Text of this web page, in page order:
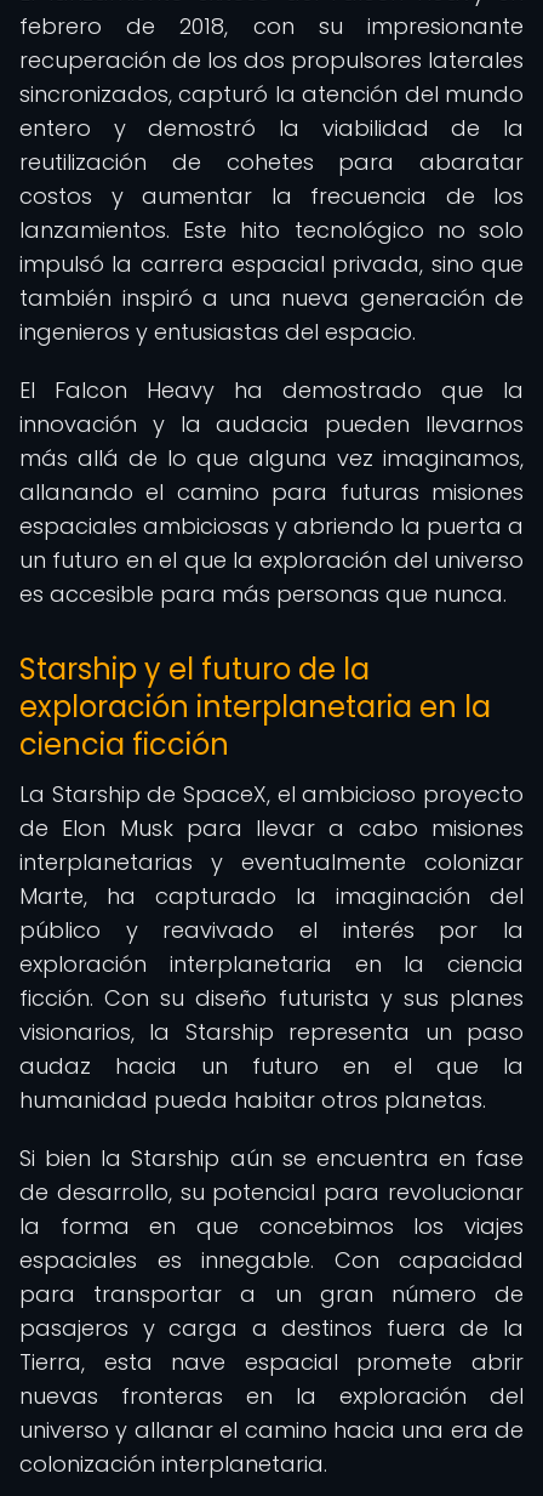
febrero de 2018, con su impresionante
recuperación de los dos propulsores laterales
sincronizados, capturó la atención del mundo
entero y demostró la viabilidad de la
reutilización de cohetes para abaratar
costos y aumentar la frecuencia de los
lanzamientos. Este hito tecnológico no solo
impulsó la carrera espacial privada, sino que
también inspiró a una nueva generación de
ingenieros y entusiastas del espacio.
El Falcon Heavy ha demostrado que la
innovación y la audacia pueden llevarnos
más allá de lo que alguna vez imaginamos,
allanando el camino para futuras misiones
espaciales ambiciosas y abriendo la puerta a
un futuro en el que la exploración del universo
es accesible para más personas que nunca.
Starship y el futuro de la
exploración interplanetaria en la
ciencia ficción
La Starship de SpaceX, el ambicioso proyecto
de Elon Musk para llevar a cabo misiones
interplanetarias y eventualmente colonizar
Marte, ha capturado la imaginación del
público y reavivado el interés por la
exploración interplanetaria en la ciencia
ficción. Con su diseño futurista y sus planes
visionarios, la Starship representa un paso
audaz hacia un futuro en el que la
humanidad pueda habitar otros planetas.
Si bien la Starship aún se encuentra en fase
de desarrollo, su potencial para revolucionar
la forma en que concebimos los viajes
espaciales es innegable. Con capacidad
para transportar a un gran número de
pasajeros y carga a destinos fuera de la
Tierra, esta nave espacial promete abrir
nuevas fronteras en la exploración del
universo y allanar el camino hacia una era de
colonización interplanetaria.